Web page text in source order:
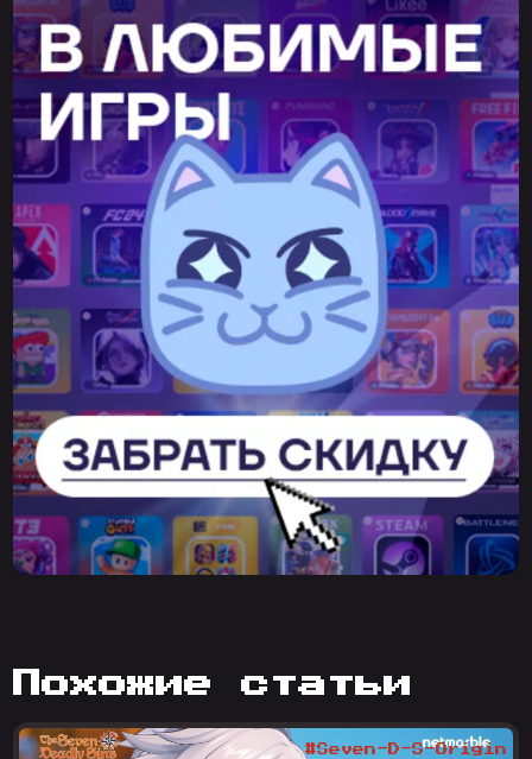
похожие статьи
#Seven-D-S-Origin